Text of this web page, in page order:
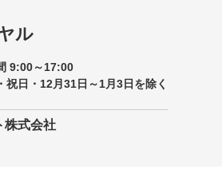
ル
9:00～17:00
祝日・12月31日～1月3日を除く
株式会社